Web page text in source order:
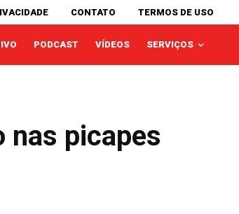
CONTATO TERMOS DE USO
PODCAST VÍDEOS SERVIÇOS
nas picapes